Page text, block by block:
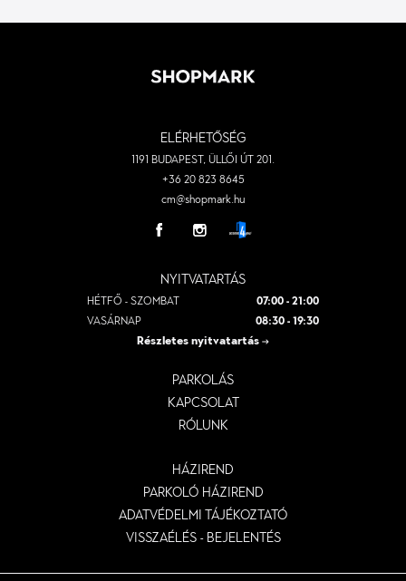
ELÉRHETŐSÉG
1191 BUDAPEST, ÜLLŐI ÚT 201.
+36 20 823 8645
cm@shopmark.hu
NYITVATARTÁS
HÉTFŐ - SZOMBAT
07:00 - 21:00
VASÁRNAP
08:30 - 19:30
Részletes nyitvatartás
PARKOLÁS
KAPCSOLAT
RÓLUNK
HÁZIREND
PARKOLÓ HÁZIREND
ADATVÉDELMI TÁJÉKOZTATÓ
VISSZAÉLÉS - BEJELENTÉS